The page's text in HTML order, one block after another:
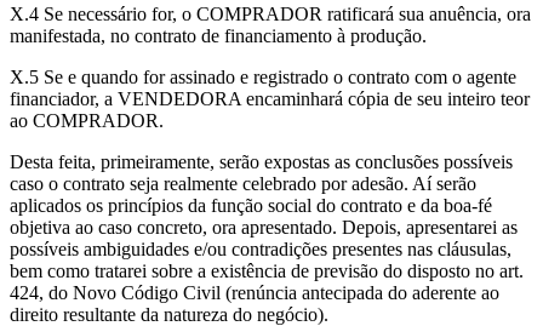
X.4 Se necessário for, o COMPRADOR ratificará sua anuência, ora
manifestada, no contrato de financiamento à produção.
X.5 Se e quando for assinado e registrado o contrato com o agente
financiador, a VENDEDORA encaminhará cópia de seu inteiro teor
ao COMPRADOR.
Desta feita, primeiramente, serão expostas as conclusões possíveis
caso o contrato seja realmente celebrado por adesão. Aí serão
aplicados os princípios da função social do contrato e da boa-fé
objetiva ao caso concreto, ora apresentado. Depois, apresentarei as
possíveis ambiguidades e/ou contradições presentes nas cláusulas,
bem como tratarei sobre a existência de previsão do disposto no art.
424, do Novo Código Civil (renúncia antecipada do aderente ao
direito resultante da natureza do negócio).